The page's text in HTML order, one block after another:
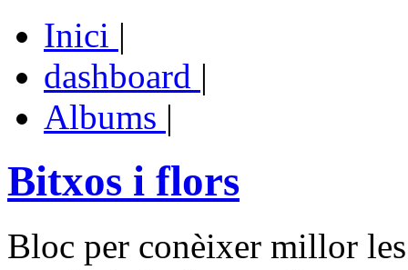
Inici |
dashboard |
Albums |
Bitxos i flors
Bloc per conèixer millor